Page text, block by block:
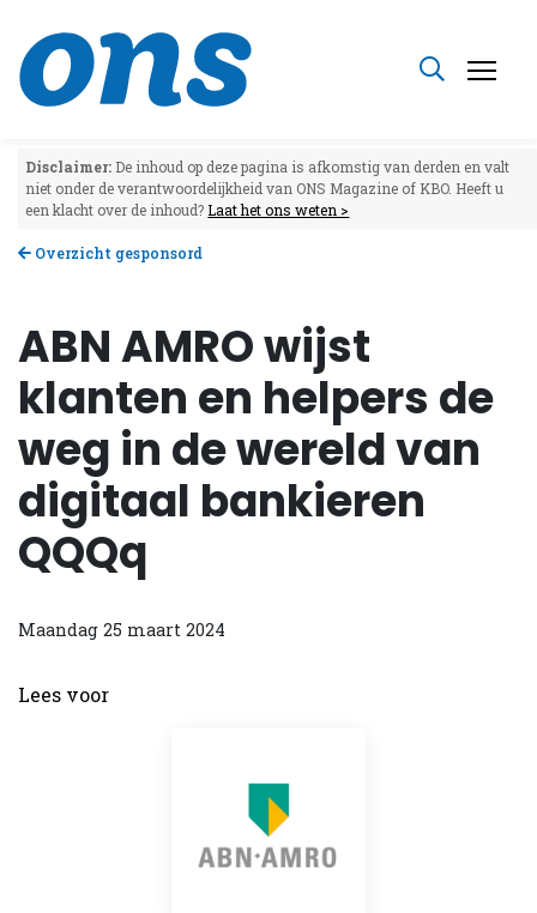
Disclaimer: De inhoud op deze pagina is afkomstig van derden en valt
niet onder de verantwoordelijkheid van ONS Magazine of KBO. Heeft u
een klacht over de inhoud?Laat het ons weten >
Overzicht gesponsord
ABN AMRO wijst
klanten en helpers de
weg in de wereld van
digitaal bankieren
QQQq
Maandag 25 maart 2024
Lees voor